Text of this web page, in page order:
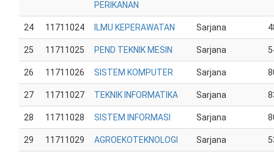
PERIKANAN
24 11711024 ILMU KEPERAWATAN Sarjana
25 11711025 PEND TEKNIK MESIN Sarjana
26 11711026 SISTEM KOMPUTER Sarjana
27 11711027 TEKNIK INFORMATIKA Sarjana
28 11711028 SISTEM INFORMASI Sarjana
29 11711029 AGROEKOTEKNOLOGI Sarjana